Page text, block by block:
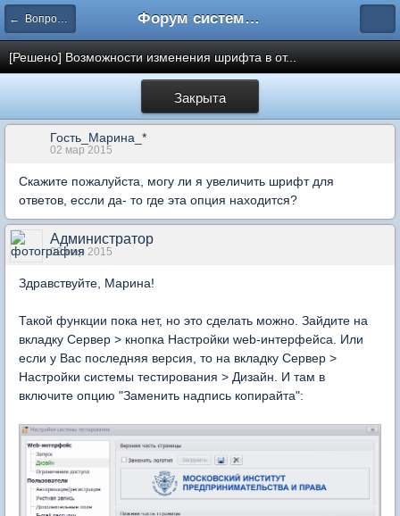
← Вопросы составления тестов Форум системы тестирования INDIGO
[Решено] Возможности изменения шрифта в от...
Закрыта
Гость_Марина_*
02 мар 2015
Скажите пожалуйста, могу ли я увеличить шрифт для
ответов, ессли да- то где эта опция находится?
Администратор
02 мар 2015
Здравствуйте, Марина!
Такой функции пока нет, но это сделать можно. Зайдите на
вкладку Сервер > кнопка Настройки web-интерфейса. Или
если у Вас последняя версия, то на вкладку Сервер >
Настройки системы тестирования > Дизайн. И там в
включите опцию "Заменить надпись копирайта":